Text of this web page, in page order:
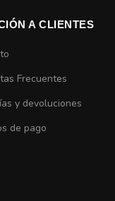
A CLIENTES
Frecuentes
y devoluciones
de pago